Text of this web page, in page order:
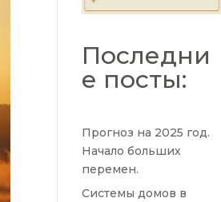
Последни
е посты:
Прогноз на 2025 год.
Начало больших
перемен.
Системы домов в